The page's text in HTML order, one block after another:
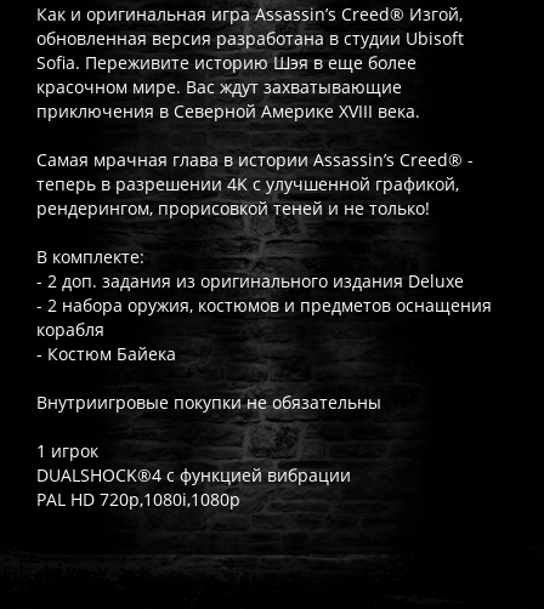
Как и оригинальная игра Assassin’s Creed® Изгой,
обновленная версия разработана в студии Ubisoft
Sofia. Переживите историю Шэя в еще более
красочном мире. Вас ждут захватывающие
приключения в Северной Америке XVIII века.
Самая мрачная глава в истории Assassin’s Creed® -
теперь в разрешении 4K с улучшенной графикой,
рендерингом, прорисовкой теней и не только!
В комплекте:
- 2 доп. задания из оригинального издания Deluxe
- 2 набора оружия, костюмов и предметов оснащения
корабля
- Костюм Байека
Внутриигровые покупки не обязательны
1 игрок
DUALSHOCK®4 с функцией вибрации
PAL HD 720p,1080i,1080p